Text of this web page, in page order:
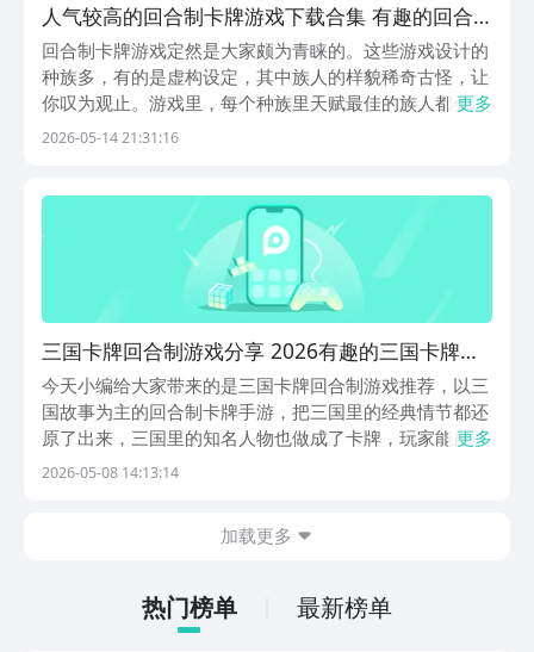
人气较高的回合制卡牌游戏下载合集 有趣的回合
制卡牌游戏下载分享2026
回合制卡牌游戏定然是大家颇为青睐的。这些游戏设计的
种族多，有的是虚构设定，其中族人的样貌稀奇古怪，让
你叹为观止。游戏里，每个种族里天赋最佳的族人都会是
你的打手。由于此游戏邀请了许多美术大佬、配音大佬参
阵...
更多
2026-05-14 21:31:16
三国卡牌回合制游戏分享 2026有趣的三国卡牌回
合制游戏手机版合辑
今天小编给大家带来的是三国卡牌回合制游戏推荐，以三
国故事为主的回合制卡牌手游，把三国里的经典情节都还
原了出来，三国里的知名人物也做成了卡牌，玩家能自己
搭配卡牌组合。玩这些游戏可以先去九游app里领取福
更多
2026-05-08 14:13:14
加载更多
热门榜单 最新榜单